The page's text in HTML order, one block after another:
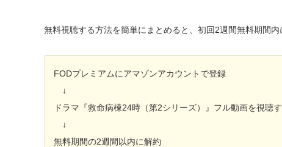
無料視聴する方法を簡単にまとめると、初回2週間無料期間内
FODプレミアムにアマゾンアカウントで登録
↓
ドラマ『救命病棟24時（第2シリーズ）』フル動画を視聴
↓
無料期間の2週間以内に解約